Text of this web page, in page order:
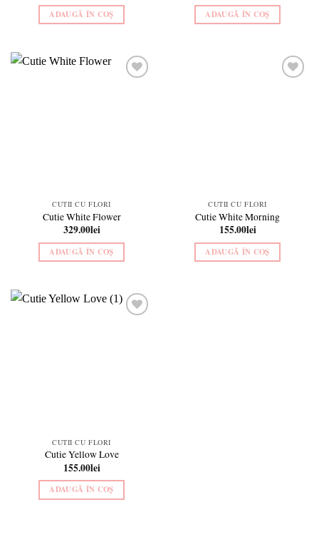
ADAUGĂ ÎN COȘ ADAUGĂ ÎN COȘ
CUTII CU FLORI
Cutie White Flower
329.00lei
ADAUGĂ ÎN COȘ
CUTII CU FLORI
Cutie White Morning
155.00lei
ADAUGĂ ÎN COȘ
CUTII CU FLORI
Cutie Yellow Love
155.00lei
ADAUGĂ ÎN COȘ